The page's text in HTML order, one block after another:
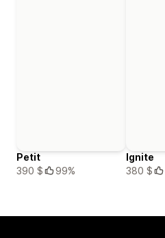
Petit
390 $
99%
Ignite
380 $